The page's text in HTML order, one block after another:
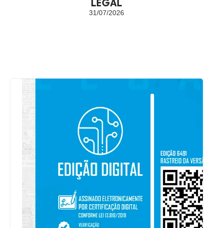
LEGAL
31/07/2026